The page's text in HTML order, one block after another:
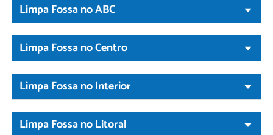
Limpa Fossa no ABC
Limpa Fossa no Centro
Limpa Fossa no Interior
Limpa Fossa no Litoral